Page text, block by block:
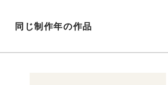
同じ制作年の作品